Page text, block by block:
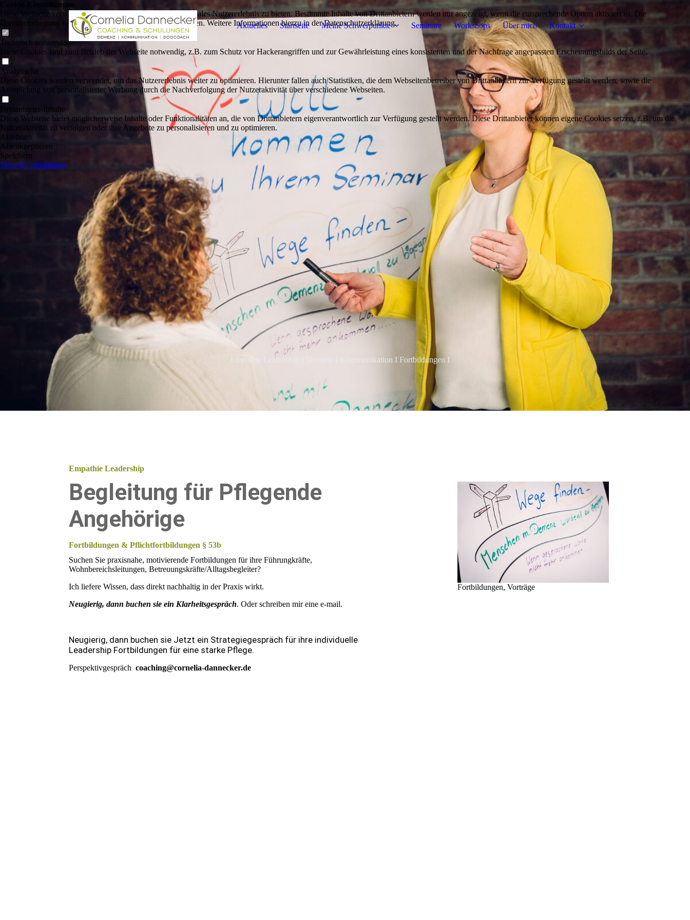
Aktuelles Startseite Meine Schwerpunkte Seminare Workshops Über mich Kontakt
Empathie Leadership I Demenz I Kommunikation I Fortbildungen I
Empathie Leadership
Begleitung für Pflegende
Angehörige
Fortbildungen & Pflichtfortbildungen § 53b
Suchen Sie praxisnahe, motivierende Fortbildungen für ihre Führungkräfte,
Wohnbereichsleitungen, Betreuungskräfte/Alltagsbegleiter?
Ich liefere Wissen, dass direkt nachhaltig in der Praxis wirkt.
Neugierig, dann buchen sie ein Klarheitsgespräch. Oder schreiben mir eine e-mail.
Neugierig, dann buchen sie Jetzt ein Strategiegespräch für ihre individuelle
Leadership Fortbildungen für eine starke Pflege.
Perspektivgesprächcoaching@cornelia-dannecker.de
Fortbildungen, Vorträge
Cookie-Einstellungen
Diese Webseite verwendet Cookies, um Besuchern ein optimales Nutzererlebnis zu bieten. Bestimmte Inhalte von Drittanbietern werden nur angezeigt, wenn die entsprechende Option aktiviert ist. Die
Datenverarbeitung kann dann auch in einem Drittland erfolgen. Weitere Informationen hierzu in der Datenschutzerklärung.
Technisch notwendige
Diese Cookies sind zum Betrieb der Webseite notwendig, z.B. zum Schutz vor Hackerangriffen und zur Gewährleistung eines konsistenten und der Nachfrage angepassten Erscheinungsbilds der Seite.
Analytische
Diese Cookies werden verwendet, um das Nutzererlebnis weiter zu optimieren. Hierunter fallen auch Statistiken, die dem Webseitenbetreiber von Drittanbietern zur Verfügung gestellt werden, sowie die
Ausspielung von personalisierter Werbung durch die Nachverfolgung der Nutzeraktivität über verschiedene Webseiten.
Drittanbieter-Inhalte
Diese Webseite bietet möglicherweise Inhalte oder Funktionalitäten an, die von Drittanbietern eigenverantwortlich zur Verfügung gestellt werden. Diese Drittanbieter können eigene Cookies setzen, z.B. um die
Nutzeraktivität zu verfolgen oder ihre Angebote zu personalisieren und zu optimieren.
Ablehnen
Alle akzeptieren
Speichern
Mehr Informationen